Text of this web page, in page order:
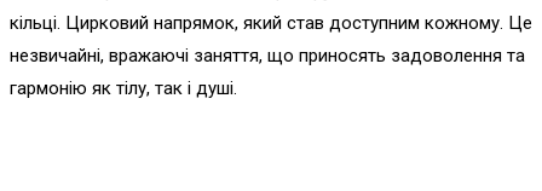
кільці. Цирковий напрямок, який став доступним кожному. Це
незвичайні, вражаючі заняття, що приносять задоволення та
гармонію як тілу, так і душі.